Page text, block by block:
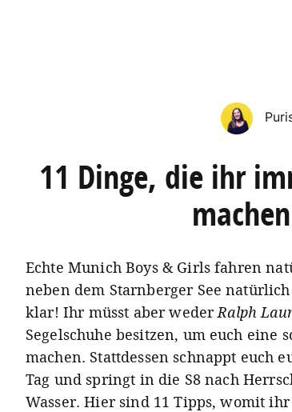
11 Dinge, die ihr
Echte Munich Boys & Girls fahren
neben dem Starnberger See
klar! Ihr müsst aber wederRalph
Segelschuhe besitzen, um euch eine
machen. Stattdessen schnappt euch
Tag und springt in die S8 nach
Wasser. Hier sind 11 Tipps, womit